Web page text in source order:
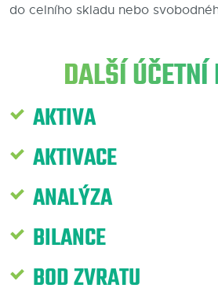
do celního skladu nebo
DALŠÍ
AKTIVA
AKTIVACE
ANALÝZA
BILANCE
BOD ZVRATU